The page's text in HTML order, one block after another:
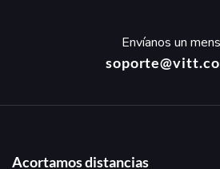
Envíanos un
Acortamos distancias